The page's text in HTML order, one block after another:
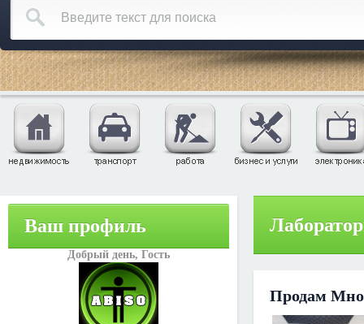
Ваш профиль
Добрый день, Гость
Продам